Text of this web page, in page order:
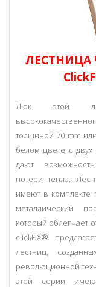
ЛЕСТНИЦА
Люк этой
толщиной 70 mm
белом цвете с двух
дают
потери тепла.
имеют в комплекте
металлический
который облегчает
clickFIX®
лестниц,
революционной
этой серии